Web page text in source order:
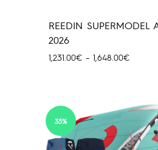
REEDIN SUPERMODEL
2026
1,231.00€ – 1,648.00€Price
35%